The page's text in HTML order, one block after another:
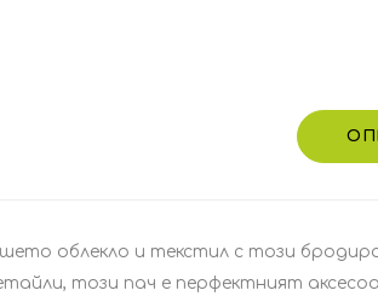
облекло и текстил с този
този пач е перфектният